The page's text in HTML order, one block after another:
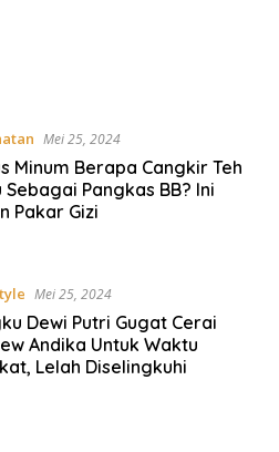
Mei 25, 2024
Minum Berapa Cangkir Teh
Sebagai Pangkas BB? Ini
Pakar Gizi
Mei 25, 2024
Dewi Putri Gugat Cerai
Andika Untuk Waktu
Lelah Diselingkuhi